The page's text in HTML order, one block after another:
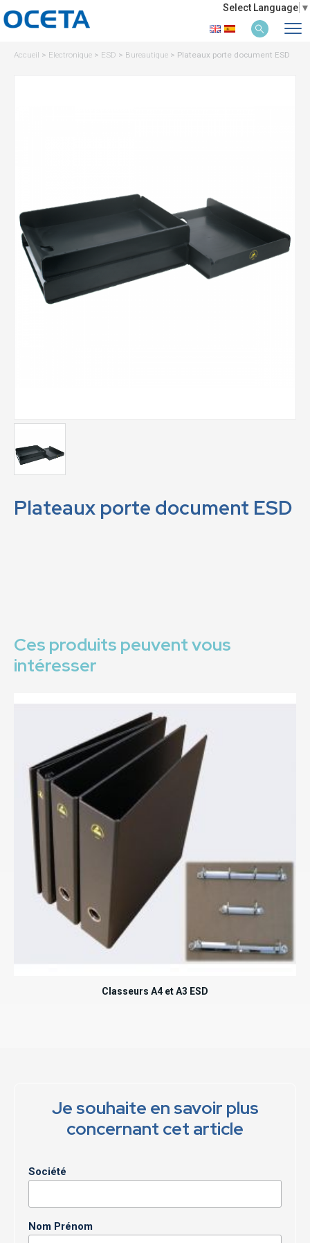
Select Language ▼
Accueil > Electronique > ESD > Bureautique > Plateaux porte document ESD
Plateaux porte document ESD
Ces produits peuvent vous
intéresser
Classeurs A4 et A3 ESD
Je souhaite en savoir plus
concernant cet article
Société
Nom Prénom